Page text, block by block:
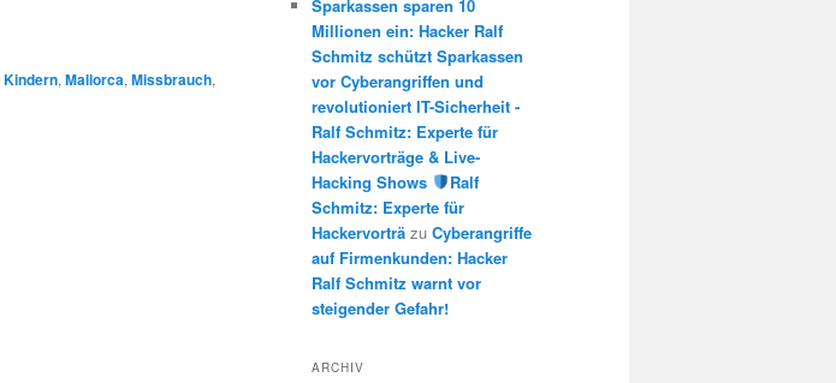
Kindern, Mallorca, Missbrauch,
Sparkassen sparen 10
Millionen ein: Hacker Ralf
Schmitz schützt Sparkassen
vor Cyberangriffen und
revolutioniert IT-Sicherheit -
Ralf Schmitz: Experte für
Hackervorträge & Live-
Hacking Shows
Ralf
Schmitz: Experte für
Hackervorträ zu Cyberangriffe
auf Firmenkunden: Hacker
Ralf Schmitz warnt vor
steigender Gefahr!
ARCHIV